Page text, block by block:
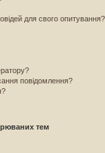
для свого опитування?
повідомлення?
тем